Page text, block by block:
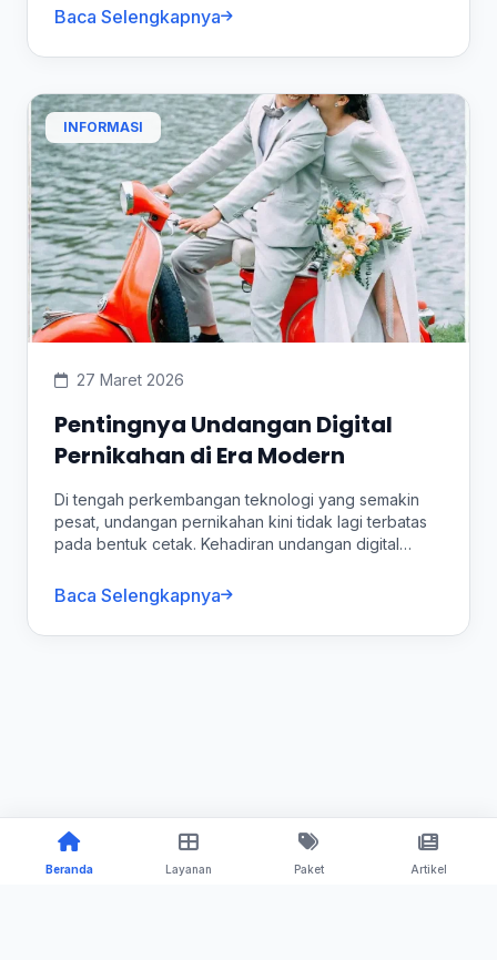
Baca Selengkapnya
INFORMASI
27 Maret 2026
Pentingnya Undangan Digital
Pernikahan di Era Modern
Di tengah perkembangan teknologi yang semakin
pesat, undangan pernikahan kini tidak lagi terbatas
pada bentuk cetak. Kehadiran undangan digital
Baca Selengkapnya
Beranda Layanan Paket Artikel